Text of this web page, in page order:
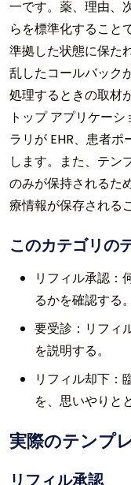
一です。薬、理由、
らを標準化すること
準拠した状態に保た
乱したコールバック
処理するときの取材
トップ アプリケー
ラリが EHR、患者
します。また、テン
のみが保持されるた
療情報が保存される
このカテゴリの
リフィル承認：
るかを確認する。
要受診：リフィ
を説明する。
リフィル却下：
を、思いやりと
実際のテンプ
リフィル承認